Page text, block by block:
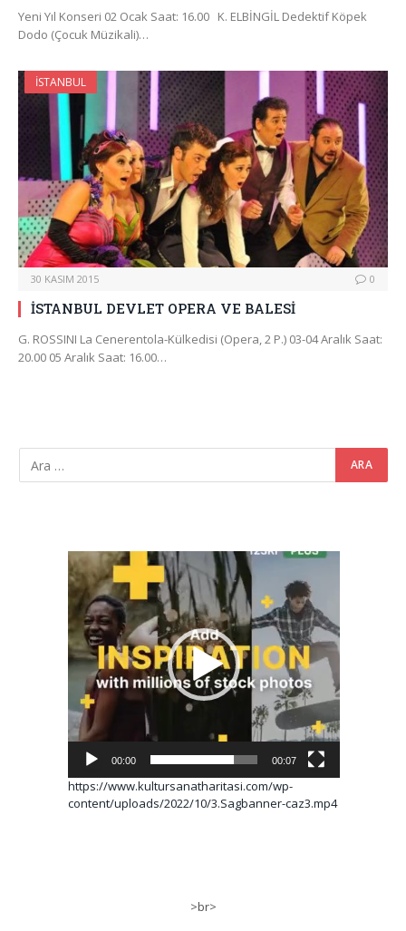
Yeni Yıl Konseri 02 Ocak Saat: 16.00 K. ELBİNGİL Dedektif Köpek
Dodo (Çocuk Müzikali)…
İSTANBUL
30 KASIM 2015 0
İSTANBUL DEVLET OPERA VE BALESİ
G. ROSSINI La Cenerentola-Külkedisi (Opera, 2 P.) 03-04 Aralık Saat:
20.00 05 Aralık Saat: 16.00…
Video
oynatıcı
00:00 00:07
https://www.kultursanatharitasi.com/wp-
content/uploads/2022/10/3.Sagbanner-caz3.mp4
>br>